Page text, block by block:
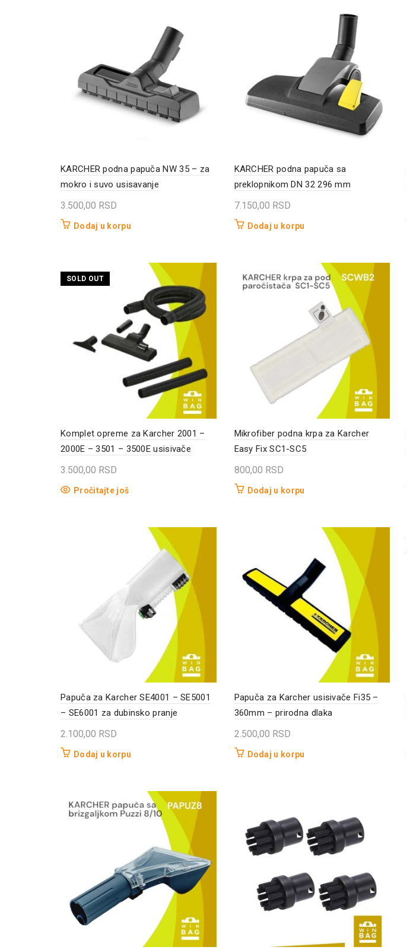
KARCHER podna papuča NW 35 – za
mokro i suvo usisavanje
3.500,00 RSD
Dodaj u korpu
KARCHER podna papuča sa
preklopnikom DN 32 296 mm
7.150,00 RSD
Dodaj u korpu
SOLD OUT
Komplet opreme za Karcher 2001 –
2000E – 3501 – 3500E usisivače
3.500,00 RSD
Pročitajte još
Mikrofiber podna krpa za Karcher
Easy Fix SC1-SC5
800,00 RSD
Dodaj u korpu
Papuča za Karcher SE4001 – SE5001
– SE6001 za dubinsko pranje
2.100,00 RSD
Dodaj u korpu
Papuča za Karcher usisivače Fi35 –
360mm – prirodna dlaka
2.500,00 RSD
Dodaj u korpu